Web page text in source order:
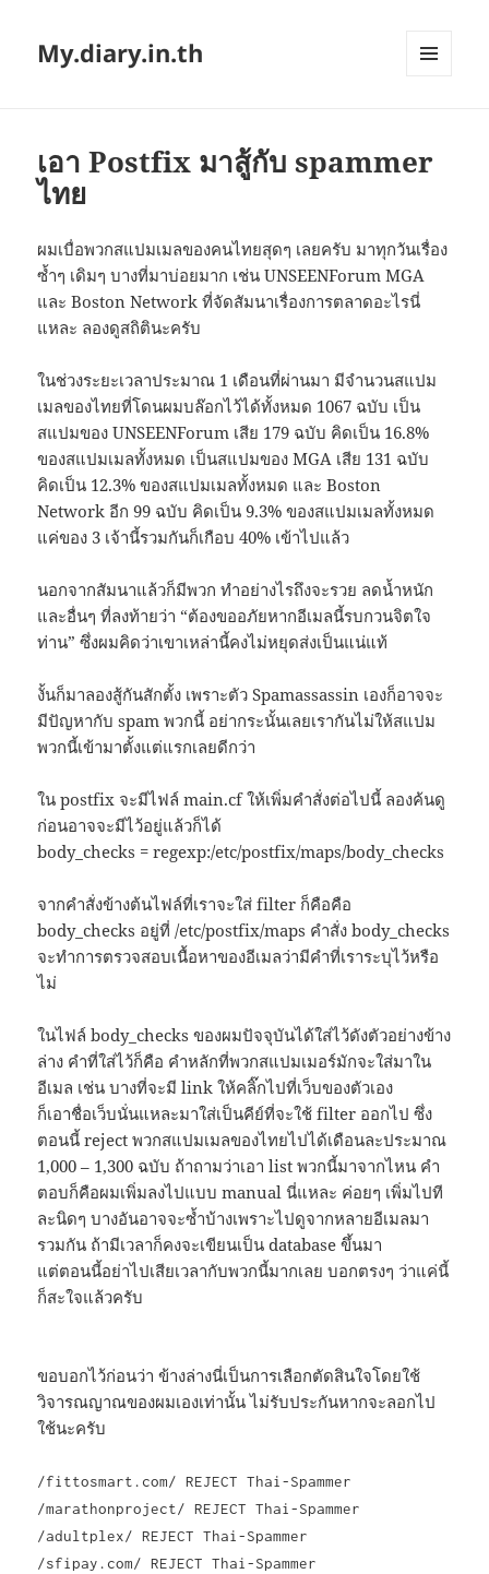
My.diary.in.th
เอา Postfix มาสู้กับ spammer
ไทย
ผมเบื่อพวกสแปมเมลของคนไทยสุดๆ เลยครับ มาทุกวันเรื่อง
ซ้ำๆ เดิมๆ บางที่มาบ่อยมาก เช่น UNSEENForum MGA
และ Boston Network ที่จัดสัมนาเรื่องการตลาดอะไรนี่
แหละ ลองดูสถิตินะครับ
ในช่วงระยะเวลาประมาณ 1 เดือนที่ผ่านมา มีจำนวนสแปม
เมลของไทยที่โดนผมบล๊อกไว้ได้ทั้งหมด 1067 ฉบับ เป็น
สแปมของ UNSEENForum เสีย 179 ฉบับ คิดเป็น 16.8%
ของสแปมเมลทั้งหมด เป็นสแปมของ MGA เสีย 131 ฉบับ
คิดเป็น 12.3% ของสแปมเมลทั้งหมด และ Boston
Network อีก 99 ฉบับ คิดเป็น 9.3% ของสแปมเมลทั้งหมด
แค่ของ 3 เจ้านี้รวมกันก็เกือบ 40% เข้าไปแล้ว
นอกจากสัมนาแล้วก็มีพวก ทำอย่างไรถึงจะรวย ลดน้ำหนัก
และอื่นๆ ที่ลงท้ายว่า “ต้องขออภัยหากอีเมลนี้รบกวนจิตใจ
ท่าน” ซึ่งผมคิดว่าเขาเหล่านี้คงไม่หยุดส่งเป็นแน่แท้
งั้นก็มาลองสู้กันสักตั้ง เพราะตัว Spamassassin เองก็อาจจะ
มีปัญหากับ spam พวกนี้ อย่ากระนั้นเลยเรากันไม่ให้สแปม
พวกนี้เข้ามาตั้งแต่แรกเลยดีกว่า
ใน postfix จะมีไฟล์ main.cf ให้เพิ่มคำสั่งต่อไปนี้ ลองค้นดู
ก่อนอาจจะมีไว้อยู่แล้วก็ได้
body_checks = regexp:/etc/postfix/maps/body_checks
จากคำสั่งข้างต้นไฟล์ที่เราจะใส่ filter ก็คือคือ
body_checks อยู่ที่ /etc/postfix/maps คำสั่ง body_checks
จะทำการตรวจสอบเนื้อหาของอีเมลว่ามีคำที่เราระบุไว้หรือ
ไม่
ในไฟล์ body_checks ของผมปัจจุบันได้ใส่ไว้ดังตัวอย่างข้าง
ล่าง คำที่ใส่ไว้ก็คือ คำหลักที่พวกสแปมเมอร์มักจะใส่มาใน
อีเมล เช่น บางที่จะมี link ให้คลิ๊กไปที่เว็บของตัวเอง
ก็เอาชื่อเว็บนั่นแหละมาใส่เป็นคีย์ที่จะใช้ filter ออกไป ซึ่ง
ตอนนี้ reject พวกสแปมเมลของไทยไปได้เดือนละประมาณ
1,000 – 1,300 ฉบับ ถ้าถามว่าเอา list พวกนี้มาจากไหน คำ
ตอบก็คือผมเพิ่มลงไปแบบ manual นี่แหละ ค่อยๆ เพิ่มไปที
ละนิดๆ บางอันอาจจะซ้ำบ้างเพราะไปดูจากหลายอีเมลมา
รวมกัน ถ้ามีเวลาก็คงจะเขียนเป็น database ขึ้นมา
แต่ตอนนี้อย่าไปเสียเวลากับพวกนี้มากเลย บอกตรงๆ ว่าแค่นี้
ก็สะใจแล้วครับ
ขอบอกไว้ก่อนว่า ข้างล่างนี่เป็นการเลือกตัดสินใจโดยใช้
วิจารณญาณของผมเองเท่านั้น ไม่รับประกันหากจะลอกไป
ใช้นะครับ
/fittosmart.com/ REJECT Thai-Spammer
/marathonproject/ REJECT Thai-Spammer
/adultplex/ REJECT Thai-Spammer
/sfipay.com/ REJECT Thai-Spammer